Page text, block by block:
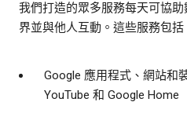
我們打造的眾多服務每天可協
界並與他人互動。這些服務包括
Google 應用程式、網站和
YouTube 和 Google Home